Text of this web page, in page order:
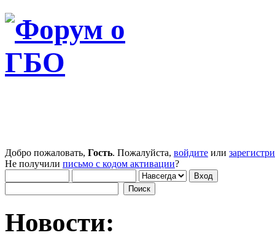
Добро пожаловать, Гость. Пожалуйста, войдите или
Не получили письмо с кодом активации?
Новости: